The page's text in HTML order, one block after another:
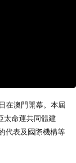
在澳門開幕。本屆
太命運共同體建
代表及國際機構等